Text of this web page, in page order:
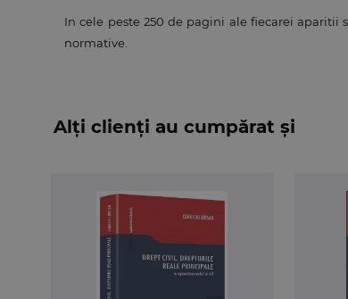
In cele peste 250 de pagini ale fiecarei
normative.
Alți clienți au cumpărat și